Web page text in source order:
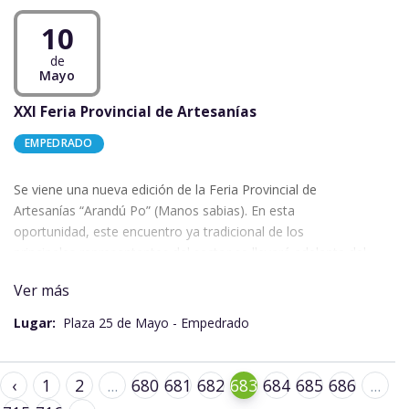
10
de
Mayo
XXI Feria Provincial de Artesanías
EMPEDRADO
Se viene una nueva edición de la Feria Provincial de
Artesanías “Arandú Po” (Manos sabias). En esta
oportunidad, este encuentro ya tradicional de los
Empedrado.
Con ese propósito, el Instituto de Cultura de Corrientes, a
través del Museo de Artesanías Tradicionales Folclóricas y
en conjunto con la Municipalidad de Empedrado, abrirá la
convocatoria a los artesanos interesados en participar. La
misma estará vigente desde el 9 de marzo y hasta el 10 de
Ver más
Lugar: Plaza 25 de Mayo - Empedrado
‹ 1 2 ... 680 681 682 683 684 685 686
...